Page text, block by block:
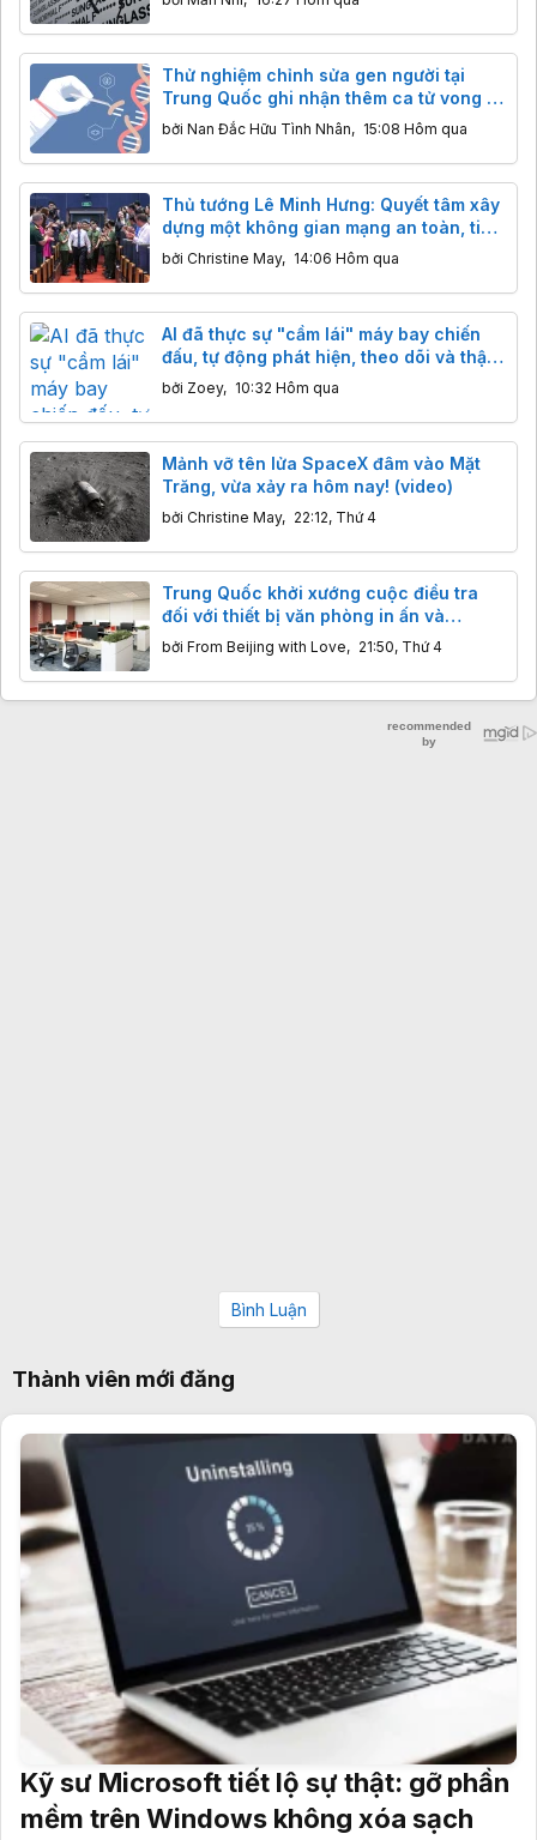
Thử nghiệm chỉnh sửa gen người tại
Trung Quốc ghi nhận thêm ca tử vong ở
trẻ em trong vòng 2 tuần
bởi Nan Đắc Hữu Tình Nhân, 15:08 Hôm qua
Thủ tướng Lê Minh Hưng: Quyết tâm xây
dựng một không gian mạng an toàn, tin
cậy và nhân văn
bởi Christine May, 14:06 Hôm qua
AI đã thực sự "cầm lái" máy bay chiến
đấu, tự động phát hiện, theo dõi và thậm
chí đánh chặn mục tiêu
bởi Zoey, 10:32 Hôm qua
Mảnh vỡ tên lửa SpaceX đâm vào Mặt
Trăng, vừa xảy ra hôm nay! (video)
bởi Christine May, 22:12, Thứ 4
Trung Quốc khởi xướng cuộc điều tra
đối với thiết bị văn phòng in ấn và
photocopy nhập khẩu
bởi From Beijing with Love, 21:50, Thứ 4
Bình Luận
Thành viên mới đăng
Kỹ sư Microsoft tiết lộ sự thật: gỡ phần
mềm trên Windows không xóa sạch